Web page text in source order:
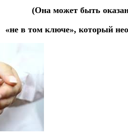
(Она может быть
«не в том ключе», который